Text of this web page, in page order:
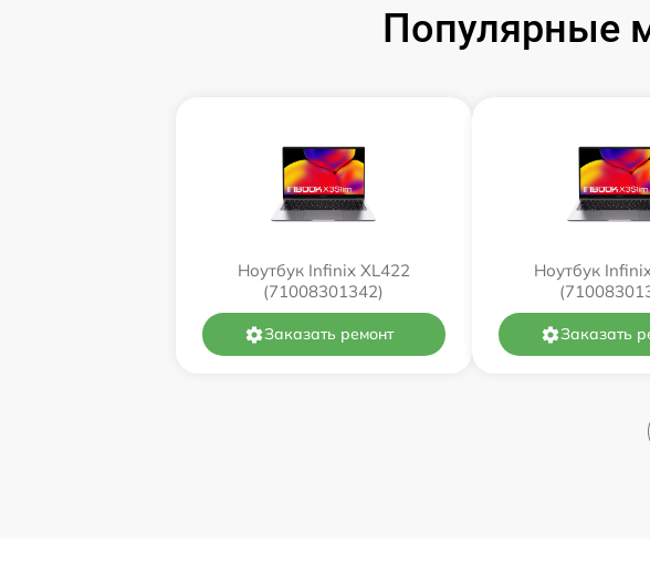
Популярные
Ноутбук Infinix XL422
(71008301342)
Заказать ремонт
Ноутбук
Заказать